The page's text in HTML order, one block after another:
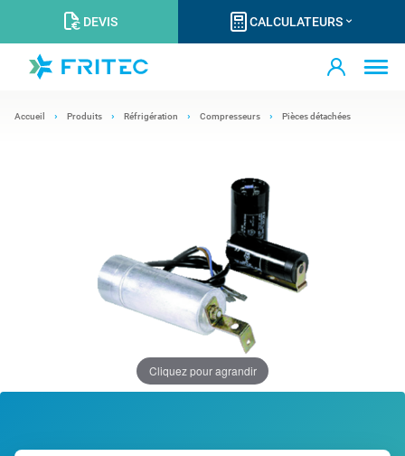
DEVIS CALCULATEURS
Accueil Produits Réfrigération Compresseurs Pièces détachées
Cliquez pour agrandir